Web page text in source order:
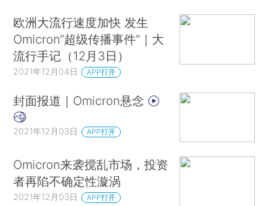
欧洲大流行速度加快 发生
Omicron“超级传播事件”｜大
流行手记（12月3日）
2021年12月04日 APP打开
封面报道｜Omicron悬念
2021年12月03日 APP打开
Omicron来袭搅乱市场，投资
者再陷不确定性漩涡
2021年12月03日 APP打开